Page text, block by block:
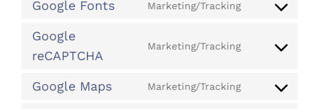
gdpr-
consent
Google Fonts Marketing/Tracking
Consent
service
fonts
Google
reCAPTCHA
Marketing/Tracking
Consent
service
Google Maps Marketing/Tracking
Consent